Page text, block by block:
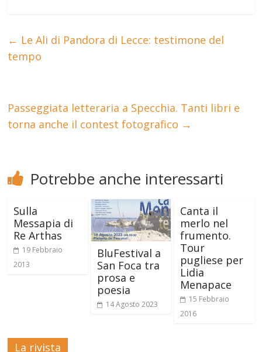
← Le Ali di Pandora di Lecce: testimone del
tempo
Passeggiata letteraria a Specchia. Tanti libri e
torna anche il contest fotografico →
Potrebbe anche interessarti
Sulla
Messapia di
Re Arthas
19 Febbraio
2013
BluFestival a
San Foca tra
prosa e
poesia
14 Agosto 2023
Canta il
merlo nel
frumento.
Tour
pugliese per
Lidia
Menapace
15 Febbraio
2016
La rivista